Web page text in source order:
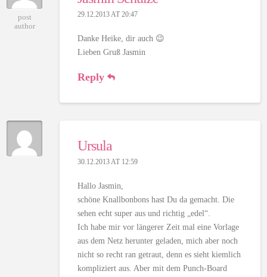
post
author
29.12.2013 AT 20:47
Danke Heike, dir auch 😉
Lieben Gruß Jasmin
Reply
Ursula
30.12.2013 AT 12:59
Hallo Jasmin,
schöne Knallbonbons hast Du da gemacht. Die
sehen echt super aus und richtig „edel“.
Ich habe mir vor längerer Zeit mal eine Vorlage
aus dem Netz herunter geladen, mich aber noch
nicht so recht ran getraut, denn es sieht kiemlich
kompliziert aus. Aber mit dem Punch-Board